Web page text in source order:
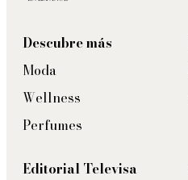
Descubre más
Moda
Wellness
Perfumes
Editorial Televisa